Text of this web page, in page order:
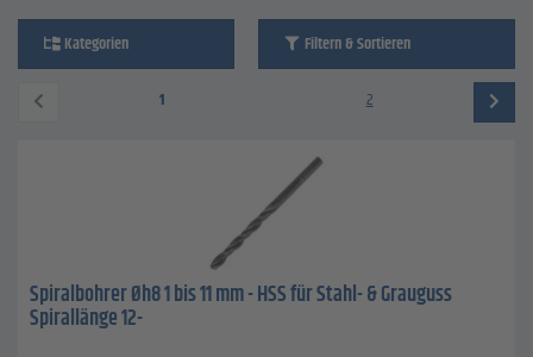
Kategorien Filtern & Sortieren
1 2
Spiralbohrer Øh8 1 bis 11 mm - HSS für Stahl- & Grauguss
Spirallänge 12-